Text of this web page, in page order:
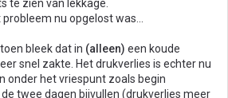
te zien van lekkage.
nu opgelost was...
bleek dat in (alleen) een koude
snel zakte. Het drukverlies is echter nu
onder het vriespunt zoals begin
twee dagen bijvullen (drukverlies meer